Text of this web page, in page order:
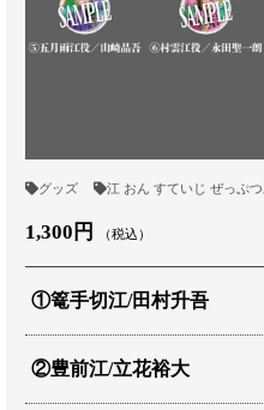
グッズ 江 おん すていじ ぜっぷ
1,300円 （税込）
①篭手切江/田村升吾
②豊前江/立花裕大